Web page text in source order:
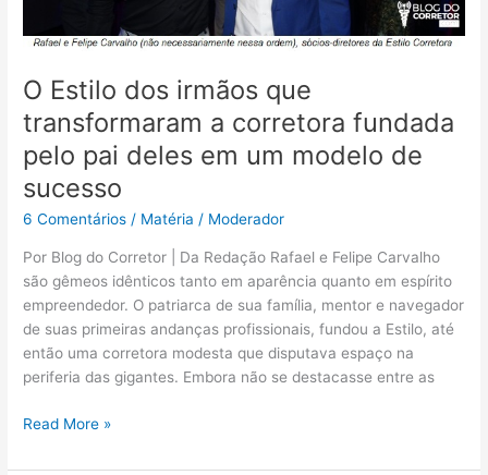
O Estilo dos irmãos que
transformaram a corretora fundada
pelo pai deles em um modelo de
sucesso
6 Comentários / Matéria / Moderador
Por Blog do Corretor | Da Redação Rafael e Felipe Carvalho
são gêmeos idênticos tanto em aparência quanto em espírito
empreendedor. O patriarca de sua família, mentor e navegador
de suas primeiras andanças profissionais, fundou a Estilo, até
então uma corretora modesta que disputava espaço na
periferia das gigantes. Embora não se destacasse entre as
pai
em
modelo
de
sucesso
Read More »